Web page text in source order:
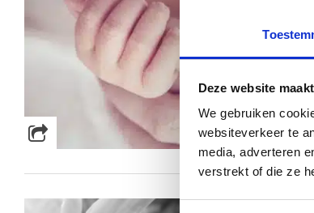
Deze website
We gebruiken
websiteverkeer te
media, adverteren
verstrekt of die ze